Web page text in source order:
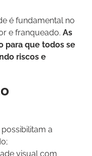
é fundamental no
e franqueado. As
para que todos se
riscos e
a
visual com